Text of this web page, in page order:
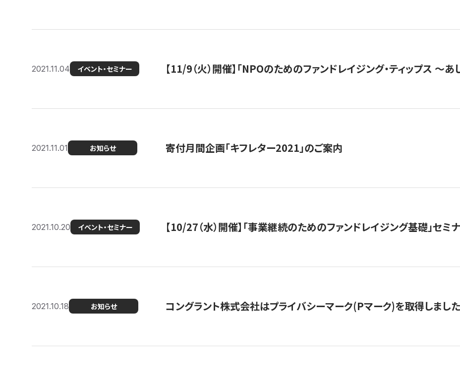
2021.11.04 イベント・セミナー 【11/9（火）開催】「NPOのためのファンドレイジング・ティップス 〜
2021.11.01 お知らせ 寄付月間企画「キフレター2021」のご案内
2021.10.20 イベント・セミナー 【10/27（水）開催】「事業継続のためのファンドレイジング基礎」セミ
2021.10.18 お知らせ コングラント株式会社はプライバシーマーク(Pマーク)を取得しました